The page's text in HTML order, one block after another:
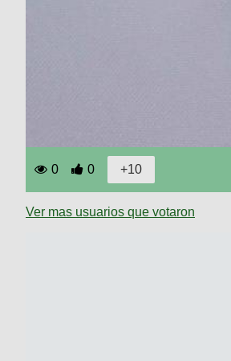
0 0
Ver mas usuarios que votaron